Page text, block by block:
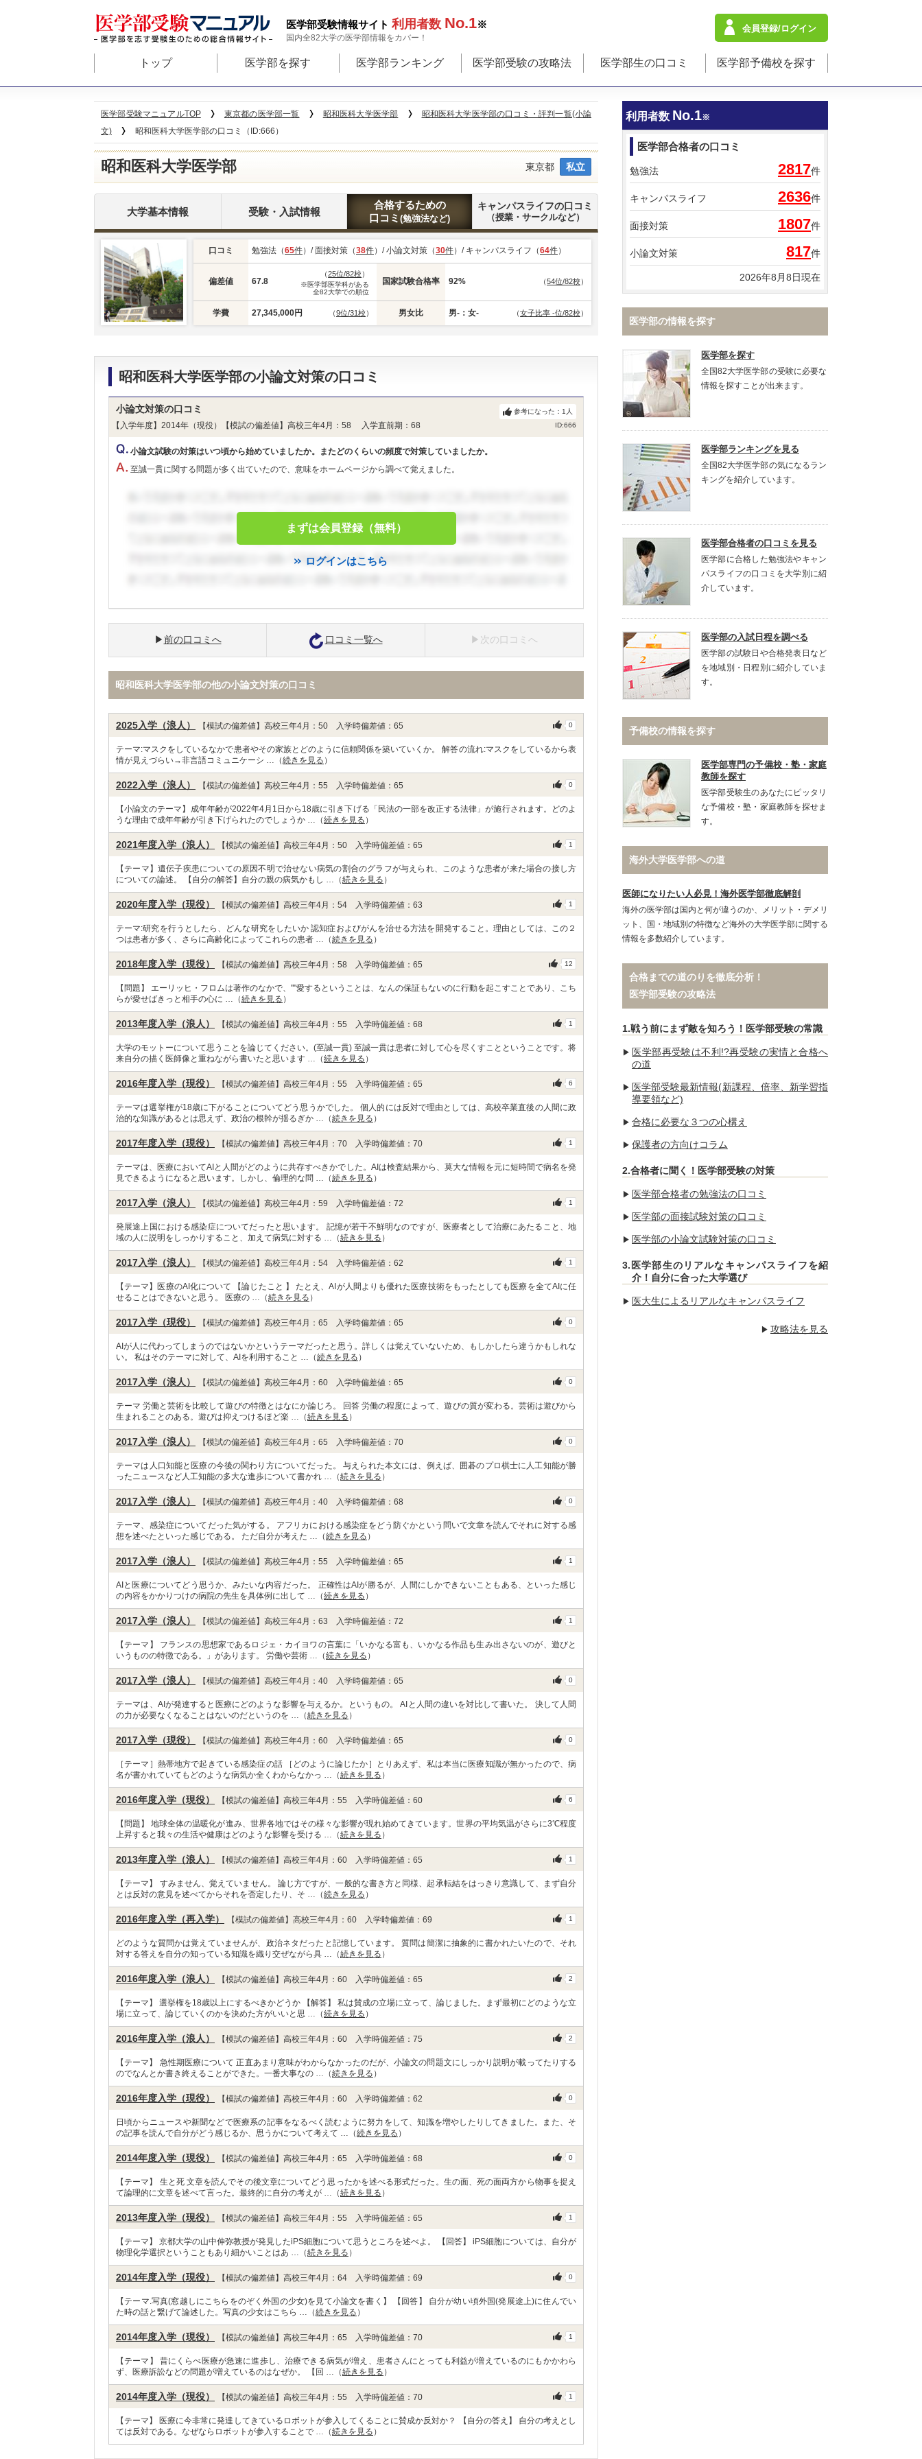
医学部受験情報サイト 利用者数 No.1※
国内全82大学の医学部情報をカバー！
会員登録/ログイン
トップ 医学部を探す 医学部ランキング 医学部受験の攻略法 医学部生の口コミ 医学部予備校を探す
医学部受験マニュアルTOP 東京都の医学部一覧 昭和医科大学医学部
昭和医科大学医学部の口コミ・評判一覧(小論
文)
昭和医科大学医学部の口コミ（ID:666）
昭和医科大学医学部 東京都 私立
大学基本情報 受験・入試情報
合格するための
口コミ (勉強法など)
キャンパスライフの口コミ
（授業・サークルなど）
口コミ 勉強法（65件）/ 面接対策（38件）/ 小論文対策（30件）/ キャンパスライフ（64件）
偏差値 67.8
（25位/82校）
※医学部医学科がある
全82大学での順位
国家試験合格率 92% （54位/82校）
学費 27,345,000円 （9位/31校） 男女比 男-：女- （女子比率 -位/82校）
昭和医科大学医学部の小論文対策の口コミ
小論文対策の口コミ
【入学年度】2014年（現役）【模試の偏差値】高校三年4月：58 入学直前期：68 ID:666
参考になった： 1 人
小論文試験の対策はいつ頃から始めていましたか。またどのくらいの頻度で対策していましたか。
至誠一貫に関する問題が多く出ていたので、意味をホームページから調べて覚えました。
まずは会員登録（無料）
ログインはこちら
前の口コミへ 口コミ一覧へ 次の口コミへ
昭和医科大学医学部の他の小論文対策の口コミ
2025入学（浪人） 【模試の偏差値】高校三年4月：50 入学時偏差値：65 0
テーマ:マスクをしているなかで患者やその家族とどのように信頼関係を築いていくか。 解答の流れ:マスクをしているから表
情が見えづらい→非言語コミュニケーシ …（続きを見る ）
2022入学（浪人） 【模試の偏差値】高校三年4月：55 入学時偏差値：65 0
【小論文のテーマ】成年年齢が2022年4月1日から18歳に引き下げる「民法の一部を改正する法律」が施行されます。どのよ
うな理由で成年年齢が引き下げられたのでしょうか …（続きを見る ）
2021年度入学（浪人） 【模試の偏差値】高校三年4月：50 入学時偏差値：65 1
【テーマ】遺伝子疾患についての原因不明で治せない病気の割合のグラフが与えられ、このような患者が来た場合の接し方
についての論述。 【自分の解答】自分の親の病気かもし …（続きを見る ）
2020年度入学（現役） 【模試の偏差値】高校三年4月：54 入学時偏差値：63 1
テーマ:研究を行うとしたら、どんな研究をしたいか 認知症およびがんを治せる方法を開発すること。理由としては、この２
つは患者が多く、さらに高齢化によってこれらの患者 …（続きを見る ）
2018年度入学（現役） 【模試の偏差値】高校三年4月：58 入学時偏差値：65 12
【問題】 エーリッヒ・フロムは著作のなかで、""愛するということは、なんの保証もないのに行動を起こすことであり、こち
らが愛せばきっと相手の心に …（続きを見る ）
2013年度入学（浪人） 【模試の偏差値】高校三年4月：55 入学時偏差値：68 1
大学のモットーについて思うことを論じてください。(至誠一貫) 至誠一貫は患者に対して心を尽くすことということです。将
来自分の描く医師像と重ねながら書いたと思います …（続きを見る ）
2016年度入学（現役） 【模試の偏差値】高校三年4月：55 入学時偏差値：65 6
テーマは選挙権が18歳に下がることについてどう思うかでした。 個人的には反対で理由としては、高校卒業直後の人間に政
治的な知識があるとは思えず、政治の根幹が揺るぎか …（続きを見る ）
2017年度入学（現役） 【模試の偏差値】高校三年4月：70 入学時偏差値：70 1
テーマは、医療においてAIと人間がどのように共存すべきかでした。AIは検査結果から、莫大な情報を元に短時間で病名を発
見できるようになると思います。しかし、倫理的な問 …（続きを見る ）
2017入学（浪人） 【模試の偏差値】高校三年4月：59 入学時偏差値：72 1
発展途上国における感染症についてだったと思います。 記憶が若干不鮮明なのですが、医療者として治療にあたること、地
域の人に説明をしっかりすること、加えて病気に対する …（続きを見る ）
2017入学（浪人） 【模試の偏差値】高校三年4月：54 入学時偏差値：62 1
【テーマ】医療のAI化について 【論じたこと 】 たとえ、AIが人間よりも優れた医療技術をもったとしても医療を全てAIに任
せることはできないと思う。 医療の …（続きを見る ）
2017入学（現役） 【模試の偏差値】高校三年4月：65 入学時偏差値：65 0
AIが人に代わってしまうのではないかというテーマだったと思う。詳しくは覚えていないため、もしかしたら違うかもしれな
い。 私はそのテーマに対して、AIを利用すること …（続きを見る ）
2017入学（浪人） 【模試の偏差値】高校三年4月：60 入学時偏差値：65 0
テーマ 労働と芸術を比較して遊びの特徴とはなにか論じろ。 回答 労働の程度によって、遊びの質が変わる。芸術は遊びから
生まれることのある。遊びは抑えつけるほど楽 …（続きを見る ）
2017入学（浪人） 【模試の偏差値】高校三年4月：65 入学時偏差値：70 0
テーマは人口知能と医療の今後の関わり方についてだった。 与えられた本文には、例えば、囲碁のプロ棋士に人工知能が勝
ったニュースなど人工知能の多大な進歩について書かれ …（続きを見る ）
2017入学（浪人） 【模試の偏差値】高校三年4月：40 入学時偏差値：68 0
テーマ、感染症についてだった気がする。 アフリカにおける感染症をどう防ぐかという問いで文章を読んでそれに対する感
想を述べたといった感じである。 ただ自分が考えた …（続きを見る ）
2017入学（浪人） 【模試の偏差値】高校三年4月：55 入学時偏差値：65 1
AIと医療についてどう思うか、みたいな内容だった。 正確性はAIが勝るが、人間にしかできないこともある、といった感じ
の内容をかかりつけの病院の先生を具体例に出して …（続きを見る ）
2017入学（浪人） 【模試の偏差値】高校三年4月：63 入学時偏差値：72 1
【テーマ】 フランスの思想家であるロジェ・カイヨワの言葉に「いかなる富も、いかなる作品も生み出さないのが、遊びと
いうものの特徴である。」があります。 労働や芸術 …（続きを見る ）
2017入学（浪人） 【模試の偏差値】高校三年4月：40 入学時偏差値：65 0
テーマは、AIが発達すると医療にどのような影響を与えるか。というもの。 AIと人間の違いを対比して書いた。 決して人間
の力が必要なくなることはないのだというのを …（続きを見る ）
2017入学（現役） 【模試の偏差値】高校三年4月：60 入学時偏差値：65 0
［テーマ］熱帯地方で起きている感染症の話 ［どのように論じたか］とりあえず、私は本当に医療知識が無かったので、病
名が書かれていてもどのような病気か全くわからなかっ …（続きを見る ）
2016年度入学（現役） 【模試の偏差値】高校三年4月：55 入学時偏差値：60 6
【問題】 地球全体の温暖化が進み、世界各地ではその様々な影響が現れ始めてきています。世界の平均気温がさらに3℃程度
上昇すると我々の生活や健康はどのような影響を受ける …（続きを見る ）
2013年度入学（浪人） 【模試の偏差値】高校三年4月：60 入学時偏差値：65 1
【テーマ】 すみません、覚えていません。 論じ方ですが、一般的な書き方と同様、起承転結をはっきり意識して、まず自分
とは反対の意見を述べてからそれを否定したり、そ …（続きを見る ）
2016年度入学（再入学） 【模試の偏差値】高校三年4月：60 入学時偏差値：69 1
どのような質問かは覚えていませんが、政治ネタだったと記憶しています。 質問は簡潔に抽象的に書かれたいたので、それ
対する答えを自分の知っている知識を織り交ぜながら具 …（続きを見る ）
2016年度入学（浪人） 【模試の偏差値】高校三年4月：60 入学時偏差値：65 2
【テーマ】 選挙権を18歳以上にするべきかどうか 【解答】 私は賛成の立場に立って、論じました。まず最初にどのような立
場に立って、論じていくのかを決めた方がいいと思 …（続きを見る ）
2016年度入学（浪人） 【模試の偏差値】高校三年4月：60 入学時偏差値：75 2
【テーマ】 急性期医療について 正直あまり意味がわからなかったのだが、小論文の問題文にしっかり説明が載ってたりする
のでなんとか書き終えることができた。一番大事なの …（続きを見る ）
2016年度入学（現役） 【模試の偏差値】高校三年4月：60 入学時偏差値：62 0
日頃からニュースや新聞などで医療系の記事をなるべく読むように努力をして、知識を増やしたりしてきました。また、そ
の記事を読んで自分がどう感じるか、思うかについて考えて …（続きを見る ）
2014年度入学（現役） 【模試の偏差値】高校三年4月：65 入学時偏差値：68 0
【テーマ】 生と死 文章を読んでその後文章についてどう思ったかを述べる形式だった。生の面、死の面両方から物事を捉え
て論理的に文章を述べて言った。最終的に自分の考えが …（続きを見る ）
2013年度入学（現役） 【模試の偏差値】高校三年4月：55 入学時偏差値：65 1
【テーマ】 京都大学の山中伸弥教授が発見したiPS細胞について思うところを述べよ。 【回答】 iPS細胞については、自分が
物理化学選択ということもあり細かいことはあ …（続きを見る ）
2014年度入学（現役） 【模試の偏差値】高校三年4月：64 入学時偏差値：69 0
【テーマ.写真(窓越しにこちらをのぞく外国の少女)を見て小論文を書く】 【回答】 自分が幼い頃外国(発展途上)に住んでい
た時の話と繋げて論述した。写真の少女はこちら …（続きを見る ）
2014年度入学（現役） 【模試の偏差値】高校三年4月：65 入学時偏差値：70 1
【テーマ】 昔にくらべ医療が急速に進歩し、治療できる病気が増え、患者さんにとっても利益が増えているのにもかかわら
ず、医療訴訟などの問題が増えているのはなぜか。 【回 …（続きを見る ）
2014年度入学（現役） 【模試の偏差値】高校三年4月：55 入学時偏差値：70 1
【テーマ】 医療に今非常に発達してきているロボットが参入してくることに賛成か反対か？ 【自分の答え】 自分の考えとし
ては反対である。なぜならロボットが参入することで …（続きを見る ）
利用者数 No.1※
医学部合格者の口コミ
勉強法 2817件
キャンパスライフ 2636件
面接対策 1807件
小論文対策 817件
2026年8月8日現在
医学部の情報を探す
医学部を探す
全国82大学医学部の受験に必要な
情報を探すことが出来ます。
医学部ランキングを見る
全国82大学医学部の気になるラン
キングを紹介しています。
医学部合格者の口コミを見る
医学部に合格した勉強法やキャン
パスライフの口コミを大学別に紹
介しています。
医学部の入試日程を調べる
医学部の試験日や合格発表日など
を地域別・日程別に紹介していま
す。
予備校の情報を探す
医学部専門の予備校・塾・家庭
教師を探す
医学部受験生のあなたにピッタリ
な予備校・塾・家庭教師を探せま
す。
海外大学医学部への道
医師になりたい人必見！海外医学部徹底解剖
海外の医学部は国内と何が違うのか、メリット・デメリ
ット、国・地域別の特徴など海外の大学医学部に関する
情報を多数紹介しています。
合格までの道のりを徹底分析！
医学部受験の攻略法
1.戦う前にまず敵を知ろう！医学部受験の常識
医学部再受験は不利!?再受験の実情と合格へ
の道
医学部受験最新情報(新課程、倍率、新学習指
導要領など)
合格に必要な３つの心構え
保護者の方向けコラム
2.合格者に聞く！医学部受験の対策
医学部合格者の勉強法の口コミ
医学部の面接試験対策の口コミ
医学部の小論文試験対策の口コミ
3.医学部生のリアルなキャンパスライフを紹
介！自分に合った大学選び
医大生によるリアルなキャンパスライフ
攻略法を見る